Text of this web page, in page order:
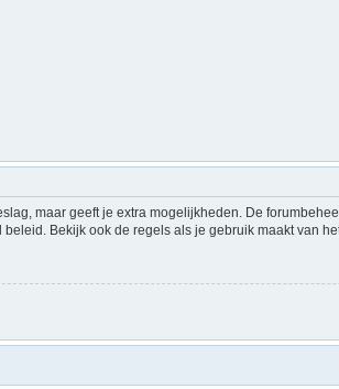
maar geeft je extra mogelijkheden. De
Bekijk ook de regels als je gebruik maakt van